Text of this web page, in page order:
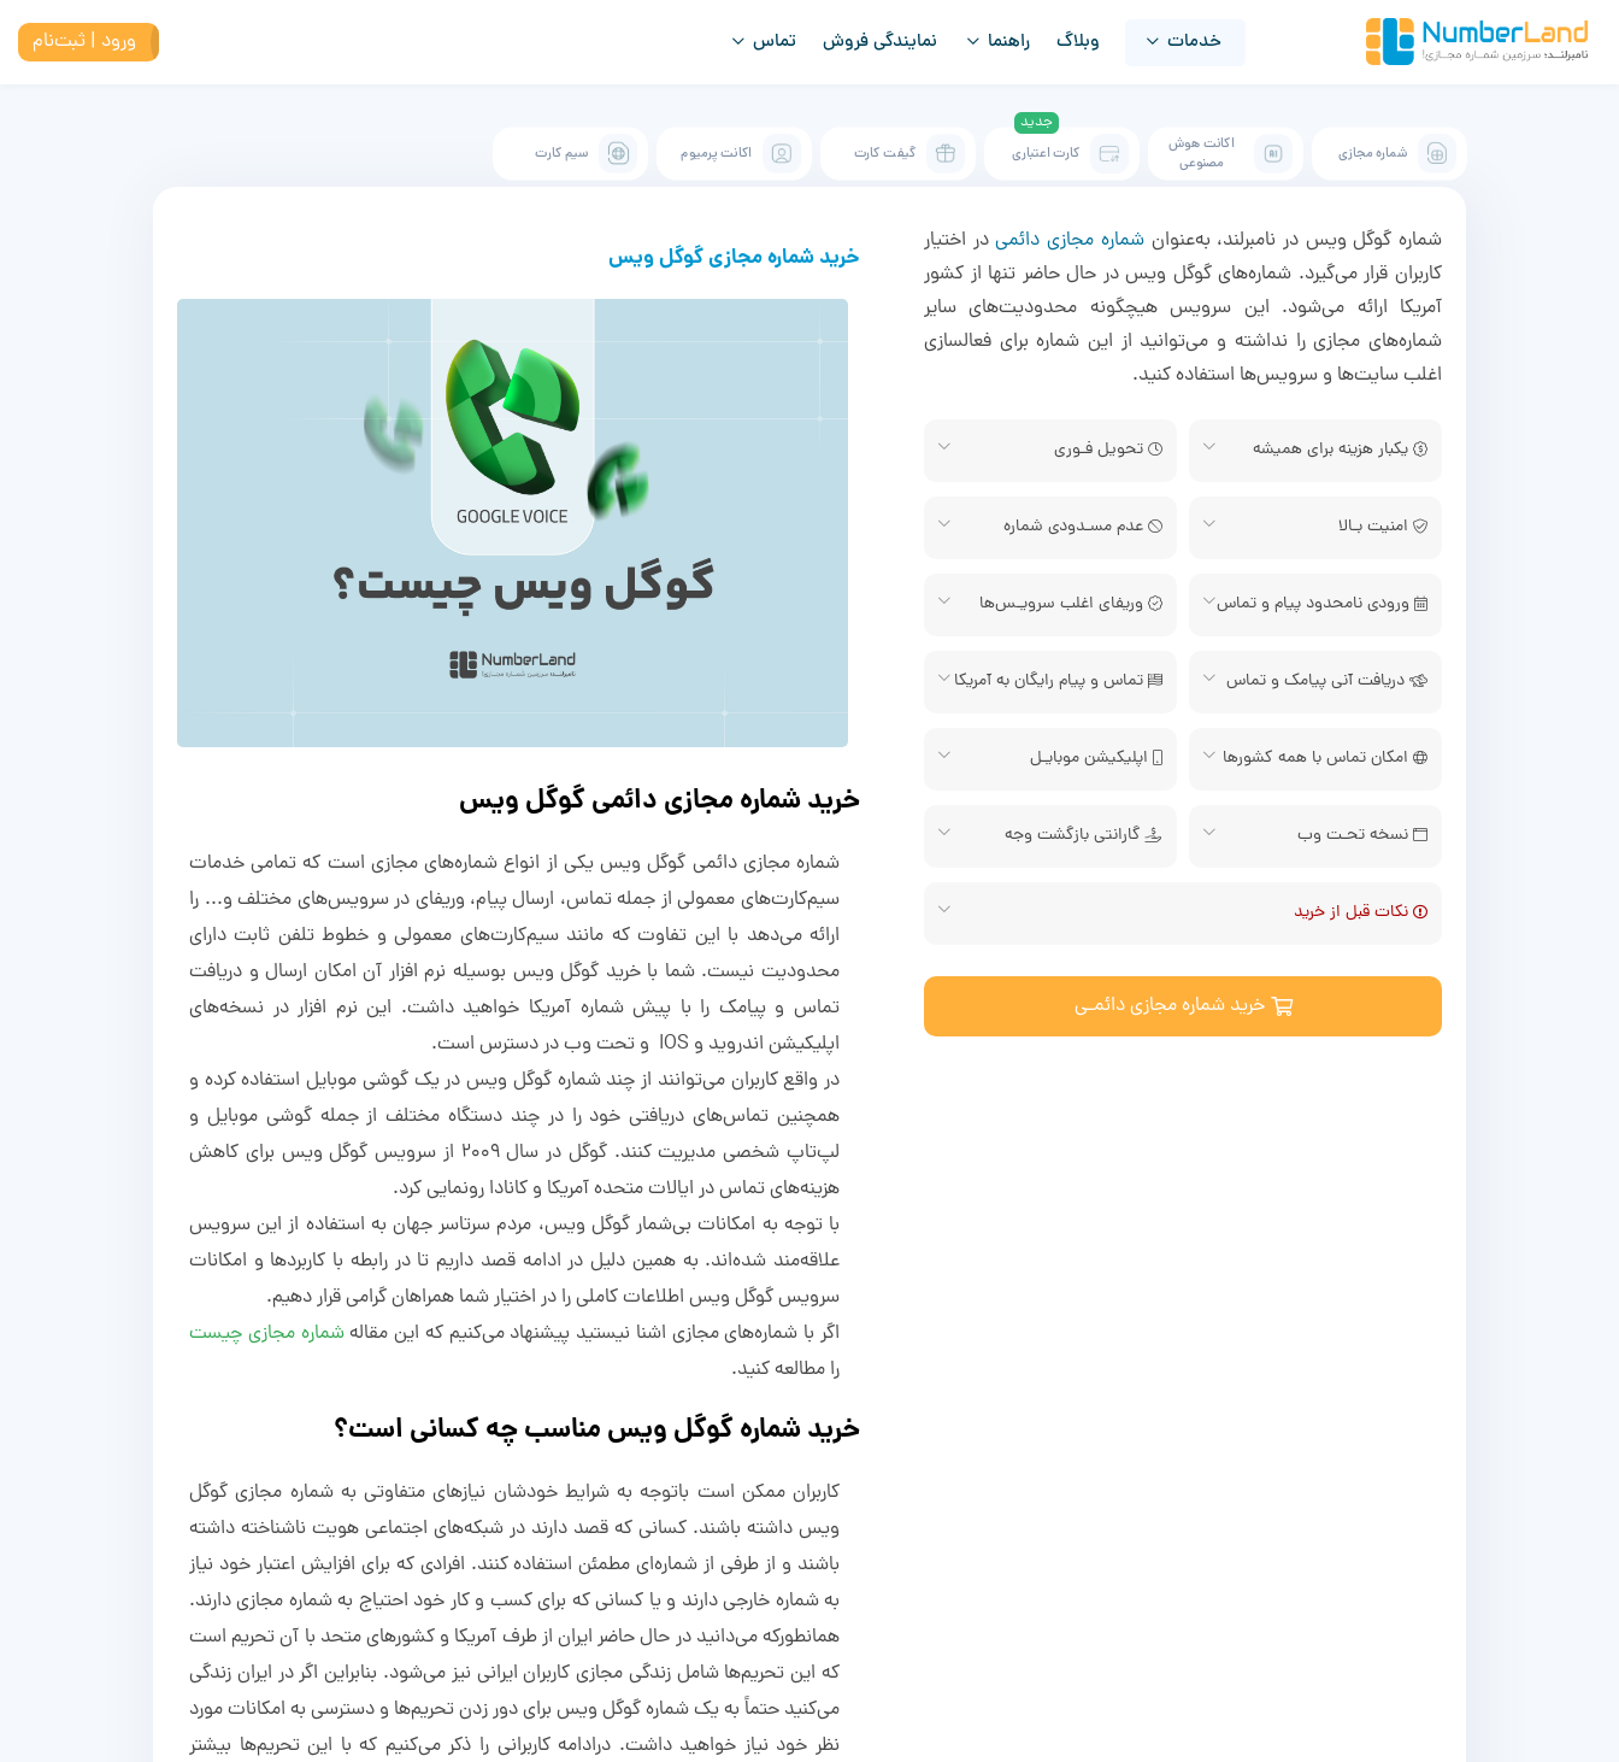
خدمات وبلاگ راهنما نمایندگی فروش تماس ورود | ثبت‌نام
شماره مجازی
اکانت هوش
مصنوعی
کارت اعتباری گیفت کارت اکانت پرمیوم سیم کارت
خرید شماره مجازی گوگل ویس
خرید شماره مجازی دائمی گوگل ویس
شماره مجازی دائمی گوگل ویس یکی از انواع شماره‌های مجازی است که تمامی خدمات
سیم‌کارت‌های معمولی از جمله تماس، ارسال پیام، وریفای در سرویس‌های مختلف و... را
ارائه می‌دهد با این تفاوت که مانند سیم‌کارت‌های معمولی و خطوط تلفن ثابت دارای
محدودیت نیست. شما با خرید گوگل ویس بوسیله نرم افزار آن امکان ارسال و دریافت
تماس و پیامک را با پیش شماره آمریکا خواهید داشت. این نرم افزار در نسخه‌های
اپلیکیشن اندروید و IOS و تحت وب در دسترس است.
در واقع کاربران می‌توانند از چند شماره گوگل ویس در یک گوشی موبایل استفاده کرده و
همچنین تماس‌های دریافتی خود را در چند دستگاه مختلف از جمله گوشی موبایل و
لپ‌تاپ شخصی مدیریت کنند. گوگل در سال ۲۰۰۹ از سرویس گوگل ویس برای کاهش
هزینه‌های تماس در ایالات متحده آمریکا و کانادا رونمایی کرد.
با توجه به امکانات بی‌شمار گوگل ویس، مردم سرتاسر جهان به استفاده از این سرویس
علاقه‌مند شده‌اند. به همین دلیل در ادامه قصد داریم تا در رابطه با کاربردها و امکانات
سرویس گوگل ویس اطلاعات کاملی را در اختیار شما همراهان گرامی قرار دهیم.
اگر با شماره‌‌های مجازی اشنا نیستید پیشنهاد می‌کنیم که این مقالهشماره مجازی چیست
را مطالعه کنید.
خرید شماره گوگل ویس مناسب چه کسانی است؟
کاربران ممکن است باتوجه به شرایط خودشان نیازهای متفاوتی به شماره مجازی گوگل
ویس داشته باشند. کسانی که قصد دارند در شبکه‌های اجتماعی هویت ناشناخته داشته
باشند و از طرفی از شماره‌ای مطمئن استفاده کنند. افرادی که برای افزایش اعتبار خود نیاز
به شماره خارجی دارند و یا کسانی که برای کسب و کار خود احتیاج به شماره مجازی دارند.
همانطورکه می‌دانید در حال حاضر ایران از طرف آمریکا و کشورهای متحد با آن تحریم است
که این تحریم‌ها شامل زندگی مجازی کاربران ایرانی نیز می‌شود. بنابراین اگر در ایران زندگی
می‌کنید حتماً به یک شماره گوگل ویس برای دور زدن تحریم‌ها و دسترسی به امکانات مورد
نظر خود نیاز خواهید داشت. درادامه کاربرانی را ذکر می‌کنیم که با این تحریم‌ها بیشتر
شماره گوگل ویس در نامبرلند، به‌عنوانشماره مجازی دائمیدر اختیار
کاربران قرار می‌گیرد. شماره‌های گوگل ویس در حال حاضر تنها از کشور
آمریکا ارائه می‌شود. این سرویس هیچگونه محدودیت‌های سایر
شماره‌های مجازی را نداشته و می‌توانید از این شماره برای فعالسازی
اغلب سایت‌ها و سرویس‌ها استفاده کنید.
یکبار هزینه برای همیشه تحویل فـوری
امنیت بـالا عدم مسـدودی شماره
ورودی نامحدود پیام و تماس وریفای اغلب سرویـس‌ها
دریافت آنی پیامک و تماس تماس و پیام رایگان به آمریکا
امکان تماس با همه کشورها اپلیکیشن موبایـل
نسخه تحـت وب گارانتی بازگشت وجه
نکات قبل از خرید
خرید شماره مجازی دائمـی